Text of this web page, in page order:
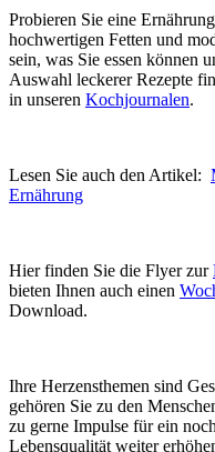
Probieren Sie eine
hochwertigen Fetten und
sein, was Sie essen können
Auswahl leckerer Rezepte
in unseren Kochjournalen.
Lesen Sie auch den Artikel:
Ernährung
Hier finden Sie die Flyer zur
bieten Ihnen auch einen
Download.
Ihre Herzensthemen sind
gehören Sie zu den
zu gerne Impulse für ein
Lebensqualität weiter